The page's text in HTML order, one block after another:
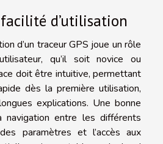
d’utilisation
d’un traceur GPS joue un rôle
qu’il soit novice ou
doit être intuitive, permettant
dès la première utilisation,
explications. Une bonne
navigation entre les différents
paramètres et l’accès aux